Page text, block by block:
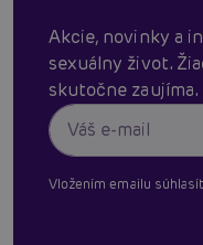
Akcie, novinky a
sexuálny život.
skutočne zaujíma.
Vložením emailu